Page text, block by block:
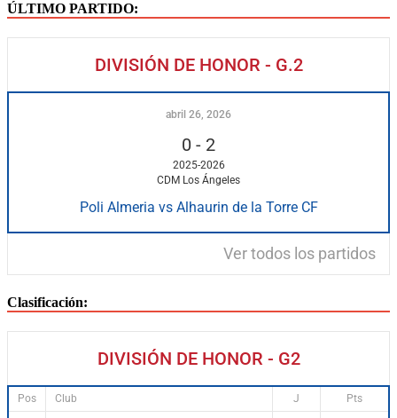
ÚLTIMO PARTIDO:
DIVISIÓN DE HONOR - G.2
abril 26, 2026
0 - 2
2025-2026
CDM Los Ángeles
Poli Almeria vs Alhaurin de la Torre CF
Ver todos los partidos
Clasificación:
DIVISIÓN DE HONOR - G2
Pos Club J Pts